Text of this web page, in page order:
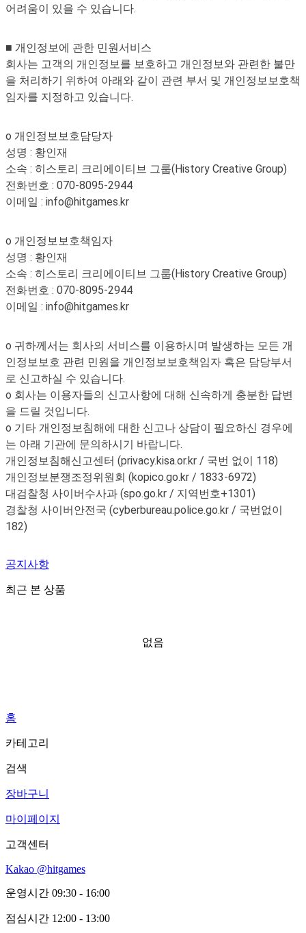
어려움이 있을 수 있습니다.
■ 개인정보에 관한 민원서비스
회사는 고객의 개인정보를 보호하고 개인정보와 관련한 불만
을 처리하기 위하여 아래와 같이 관련 부서 및 개인정보보호책
임자를 지정하고 있습니다.
o 개인정보보호담당자
성명 : 황인재
소속 : 히스토리 크리에이티브 그룹(History Creative Group)
전화번호 : 070-8095-2944
이메일 : info@hitgames.kr
o 개인정보보호책임자
성명 : 황인재
소속 : 히스토리 크리에이티브 그룹(History Creative Group)
전화번호 : 070-8095-2944
이메일 : info@hitgames.kr
o 귀하께서는 회사의 서비스를 이용하시며 발생하는 모든 개
인정보보호 관련 민원을 개인정보보호책임자 혹은 담당부서
로 신고하실 수 있습니다.
o 회사는 이용자들의 신고사항에 대해 신속하게 충분한 답변
을 드릴 것입니다.
o 기타 개인정보침해에 대한 신고나 상담이 필요하신 경우에
는 아래 기관에 문의하시기 바랍니다.
개인정보침해신고센터 (privacy.kisa.or.kr / 국번 없이 118)
개인정보분쟁조정위원회 (kopico.go.kr / 1833-6972)
대검찰청 사이버수사과 (spo.go.kr / 지역번호+1301)
경찰청 사이버안전국 (cyberbureau.police.go.kr / 국번없이
182)
공지사항
최근 본 상품
없음
홈
카테고리
검색
장바구니
마이페이지
고객센터
Kakao @hitgames
운영시간 09:30 - 16:00
점심시간 12:00 - 13:00